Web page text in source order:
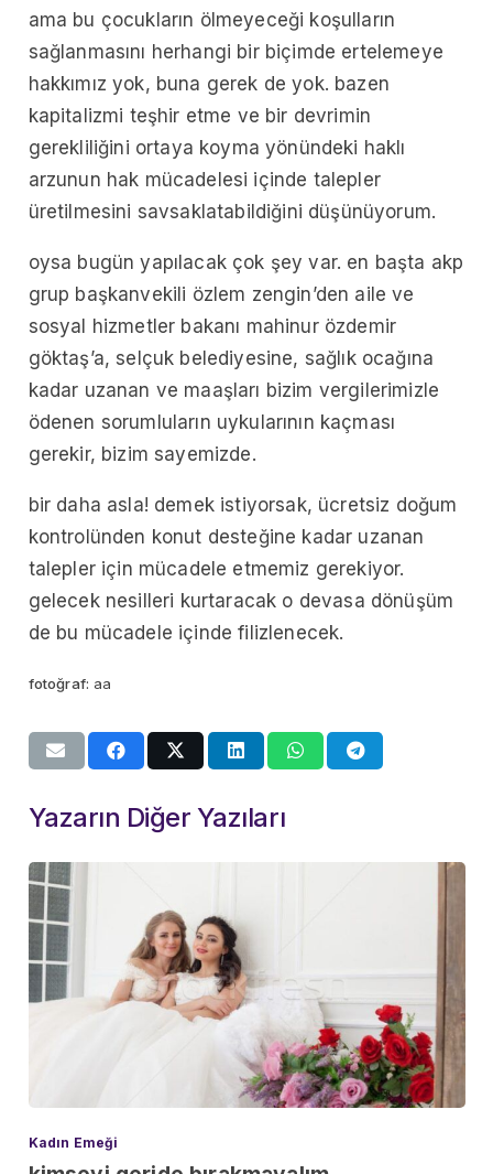
ama bu çocukların ölmeyeceği koşulların
sağlanmasını herhangi bir biçimde ertelemeye
hakkımız yok, buna gerek de yok. bazen
kapitalizmi teşhir etme ve bir devrimin
gerekliliğini ortaya koyma yönündeki haklı
arzunun hak mücadelesi içinde talepler
üretilmesini savsaklatabildiğini düşünüyorum.
oysa bugün yapılacak çok şey var. en başta akp
grup başkanvekili özlem zengin’den aile ve
sosyal hizmetler bakanı mahinur özdemir
göktaş’a, selçuk belediyesine, sağlık ocağına
kadar uzanan ve maaşları bizim vergilerimizle
ödenen sorumluların uykularının kaçması
gerekir, bizim sayemizde.
bir daha asla! demek istiyorsak, ücretsiz doğum
kontrolünden konut desteğine kadar uzanan
talepler için mücadele etmemiz gerekiyor.
gelecek nesilleri kurtaracak o devasa dönüşüm
de bu mücadele içinde filizlenecek.
fotoğraf: aa
Yazarın Diğer Yazıları
Kadın Emeği